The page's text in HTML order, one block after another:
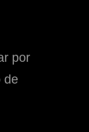
por
de